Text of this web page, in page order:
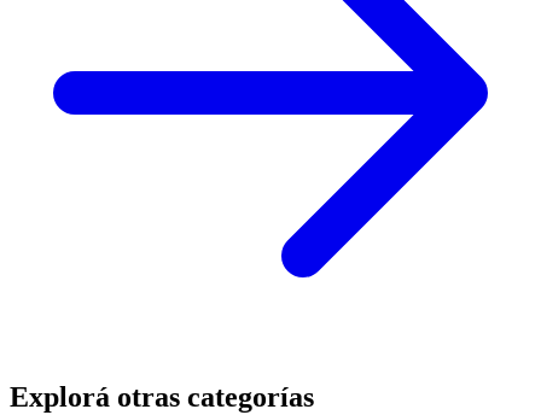
Explorá otras categorías